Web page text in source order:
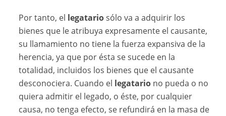
Por tanto, el legatariosólo va a adquirir los
bienes que le atribuya expresamente el causante,
su llamamiento no tiene la fuerza expansiva de la
herencia, ya que por ésta se sucede en la
totalidad, incluidos los bienes que el causante
desconociera. Cuando el legatario no pueda o no
quiera admitir el legado, o éste, por cualquier
causa, no tenga efecto, se refundirá en la masa de